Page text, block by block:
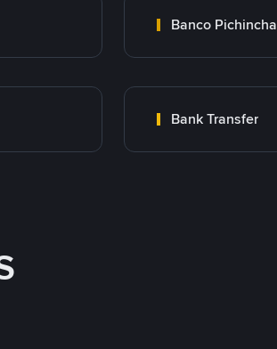
Banco Pichincha
Bank Transfer